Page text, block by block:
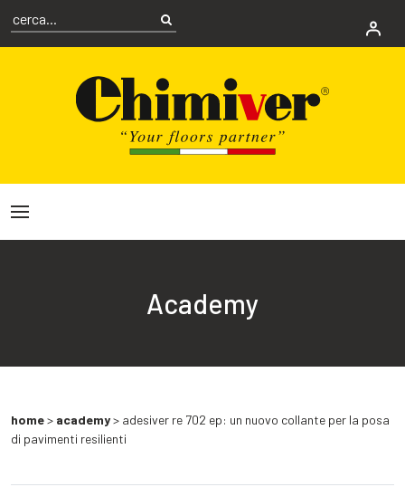
Academy
home> academy> adesiver re 702 ep: un nuovo collante per la posa
di pavimenti resilienti